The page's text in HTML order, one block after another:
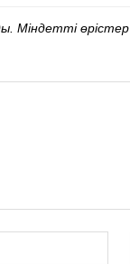
Міндетті өрістер